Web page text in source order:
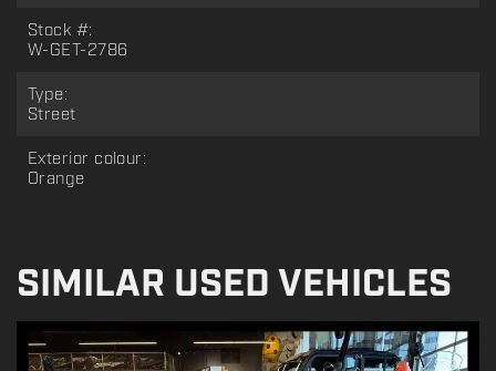
Stock #:
W-GET-2786
Type:
Street
Exterior colour:
Orange
SIMILAR USED VEHICLES